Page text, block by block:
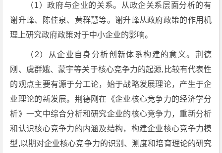
（1）政府与企业的关系。从政企关系层面分析的有
谢升峰、陈佳泉、黄群慧等。谢升峰从政府政策的作用机
理上研究政府政策对于中小企业的影响。
（2）从企业自身分析创新体系构建的意义。荆德
刚、虞群娥、蒙宇等关于核心竞争力的起源,比较有代表性
的观点主要有源于分工论，始于战略发展理论，产生于企
业理论的新发展。荆德刚在《企业核心竞争力的经济学分
析》一文中综合分析和研究企业的核心竞争力，重新分析
和认识核心竞争力的内涵及结构，构建企业核心竞争力模
型,以期对企业核心竞争力的识别、测度和培育理论的研究